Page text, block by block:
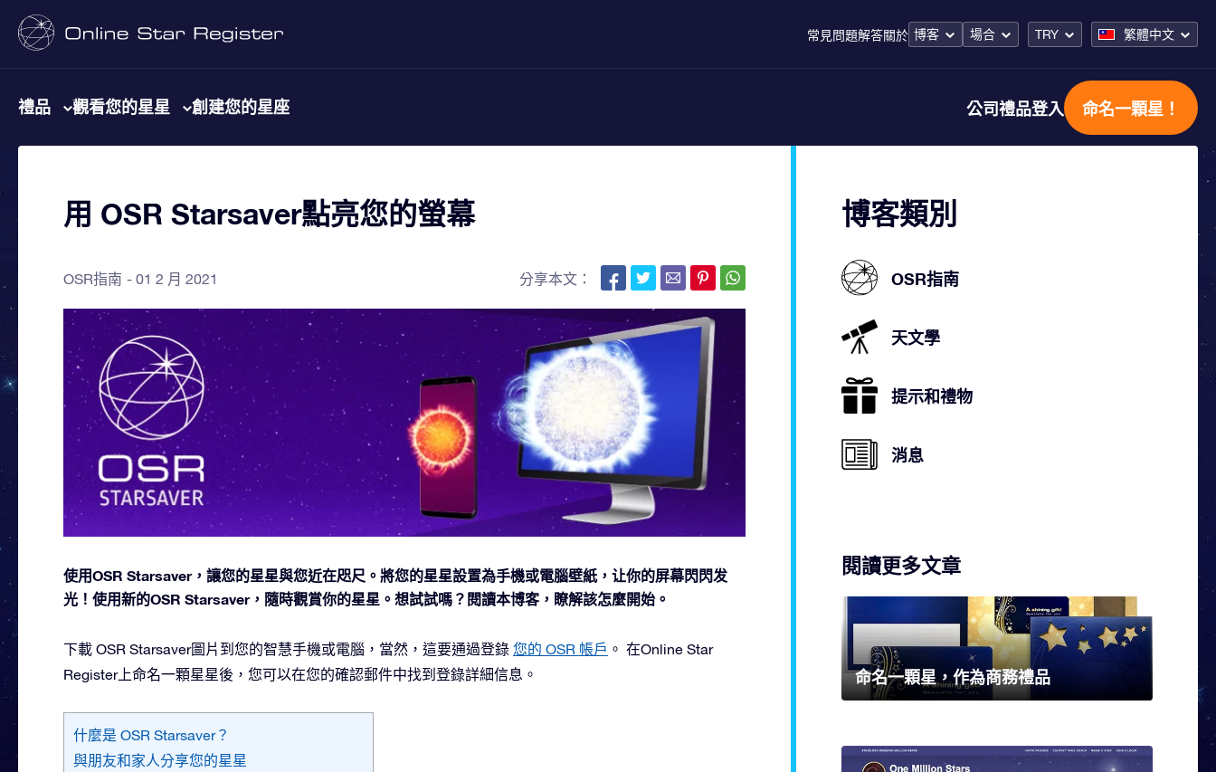
常見問題解答關於 博客 場合 TRY 繁體中文
禮品 觀看您的星星 創建您的星座 公司禮品登入 命名一顆星！
用 OSR Starsaver點亮您的螢幕
OSR指南 01 2 月 2021 分享本文：
使用OSR Starsaver，讓您的星星與您近在咫尺。將您的星星設置為手機或電腦壁紙，让你的屏幕閃閃发
光！使用新的OSR Starsaver，隨時觀賞你的星星。想試試嗎？閱讀本博客，瞭解該怎麼開始。
下載 OSR Starsaver圖片到您的智慧手機或電腦，當然，這要通過登錄 您的 OSR 帳戶 。 在Online Star
Register上命名一顆星星後，您可以在您的確認郵件中找到登錄詳細信息。
什麼是 OSR Starsaver？
與朋友和家人分享您的星星
博客類別
OSR指南
天文學
提示和禮物
消息
閱讀更多文章
命名一顆星，作為商務禮品